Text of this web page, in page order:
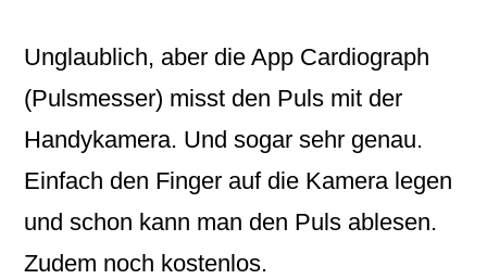
Unglaublich, aber die App Cardiograph
(Pulsmesser) misst den Puls mit der
Handykamera. Und sogar sehr genau.
Einfach den Finger auf die Kamera legen
und schon kann man den Puls ablesen.
Zudem noch kostenlos.